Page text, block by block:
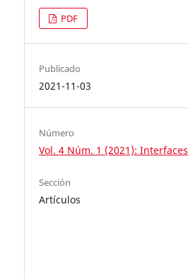
PDF
Publicado
2021-11-03
Número
Vol. 4 Núm. 1 (2021): Interfaces
Sección
Artículos